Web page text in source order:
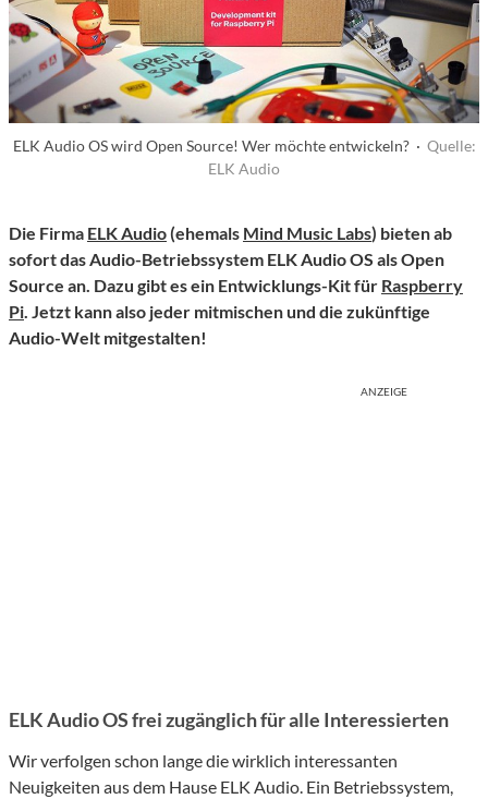
ELK Audio OS wird Open Source! Wer möchte entwickeln? · Quelle:
ELK Audio
Die Firma ELK Audio(ehemals Mind Music Labs) bieten ab
sofort das Audio-Betriebssystem ELK Audio OS als Open
Source an. Dazu gibt es ein Entwicklungs-Kit für Raspberry
Pi. Jetzt kann also jeder mitmischen und die zukünftige
Audio-Welt mitgestalten!
ANZEIGE
ELK Audio OS frei zugänglich für alle Interessierten
Wir verfolgen schon lange die wirklich interessanten
Neuigkeiten aus dem Hause ELK Audio. Ein Betriebssystem,